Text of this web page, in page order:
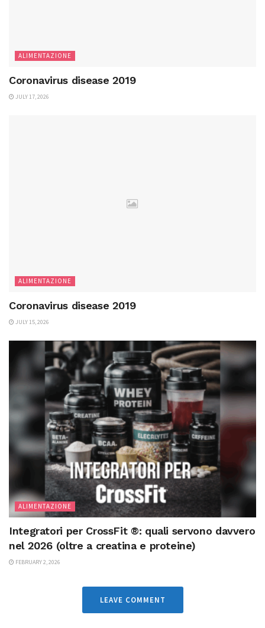
ALIMENTAZIONE
Coronavirus disease 2019
JULY 17, 2026
ALIMENTAZIONE
Coronavirus disease 2019
JULY 15, 2026
ALIMENTAZIONE
Integratori per CrossFit ®: quali servono davvero
nel 2026 (oltre a creatina e proteine)
FEBRUARY 2, 2026
LEAVE COMMENT